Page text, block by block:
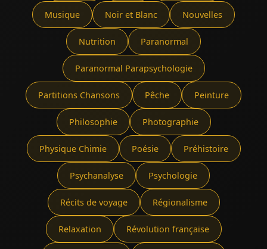
Musique Noir et Blanc Nouvelles
Nutrition Paranormal
Paranormal Parapsychologie
Partitions Chansons Pêche Peinture
Philosophie Photographie
Physique Chimie Poésie Préhistoire
Psychanalyse Psychologie
Récits de voyage Régionalisme
Relaxation Révolution française